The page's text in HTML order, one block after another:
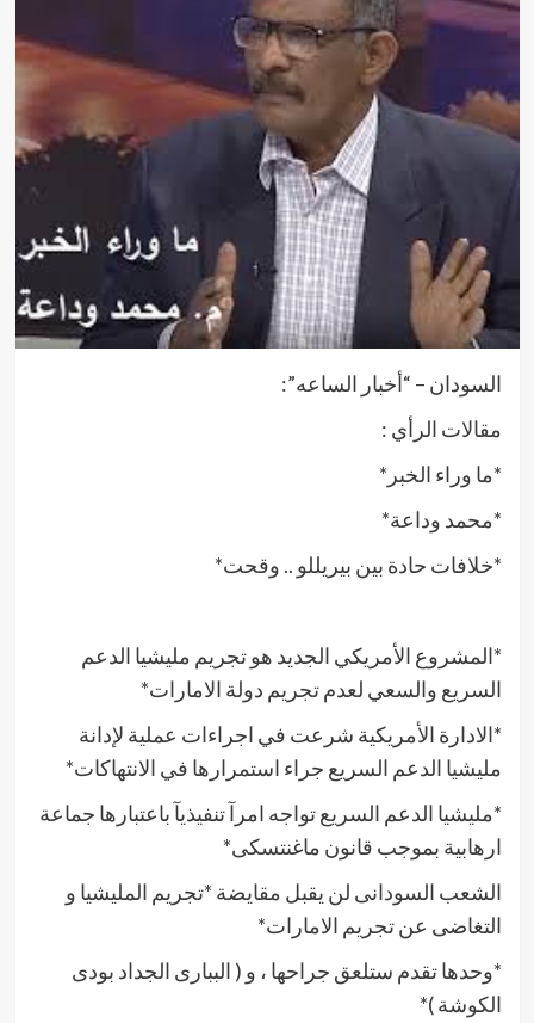
السودان – “أخبار الساعه”:
مقالات الرأي :
*ما وراء الخبر*
*محمد وداعة*
*خلافات حادة بين بيريللو .. وقحت*
*المشروع الأمريكي الجديد هو تجريم مليشيا الدعم
السريع والسعي لعدم تجريم دولة الامارات*
*الادارة الأمريكية شرعت في اجراءات عملية لإدانة
مليشيا الدعم السريع جراء استمرارها في الانتهاكات*
*مليشيا الدعم السريع تواجه امرآ تنفيذيآ باعتبارها جماعة
ارهابية بموجب قانون ماغنتسكى*
الشعب السودانى لن يقبل مقايضة *تجريم المليشيا و
التغاضى عن تجريم الامارات*
*وحدها تقدم ستلعق جراحها ، و ( الببارى الجداد بودى
الكوشة )*